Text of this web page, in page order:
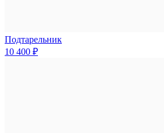
Подтарельник
10 400 ₽